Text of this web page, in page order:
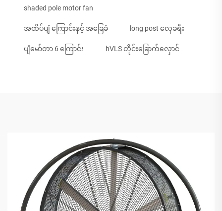
shaded pole motor fan
အထိပ်ပျံ ကြောင်းနှင့် အခြေခံ long post လှေခရီး
ပျံမော်တာ 6 ကြောင်း hVLS တိုင်းခြောက်လှောင်